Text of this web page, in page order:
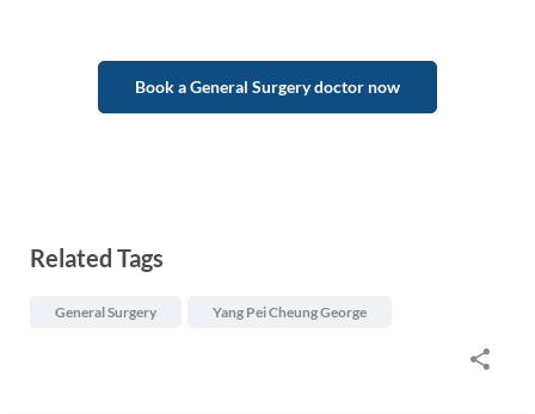
Book a General Surgery doctor now
Related Tags
General Surgery Yang Pei Cheung George